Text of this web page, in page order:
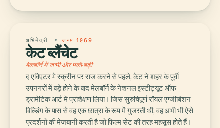
अभिनेत्री जन्म 1969
केट ब्लैंचेट
मेलबॉर्न में जन्मी और पली-बढ़ी
द एविएटर में स्क्रीन पर राज करने से पहले, केट ने शहर के पूर्वी
उपनगरों में बड़े होने के बाद मेलबॉर्न के नेशनल इंस्टीट्यूट ऑफ
ड्रामेटिक आर्ट में प्रशिक्षण लिया। जिस सुरुचिपूर्ण रॉयल एग्जीबिशन
बिल्डिंग के पास से वह एक छात्रा के रूप में गुजरती थी, वह अभी भी ऐसे
प्रदर्शनों की मेजबानी करती है जो फिल्म सेट की तरह महसूस होते हैं।